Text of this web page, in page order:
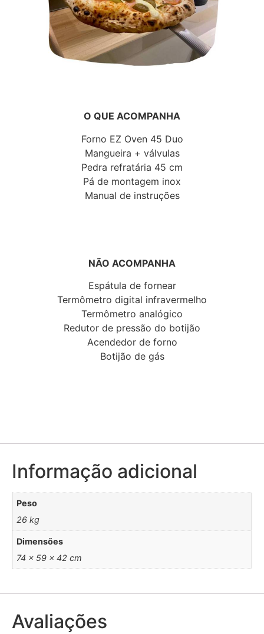
O QUE ACOMPANHA
Forno EZ Oven 45 Duo
Mangueira + válvulas
Pedra refratária 45 cm
Pá de montagem inox
Manual de instruções
NÃO ACOMPANHA
Espátula de fornear
Termômetro digital infravermelho
Termômetro analógico
Redutor de pressão do botijão
Acendedor de forno
Botijão de gás
Informação adicional
Peso
26 kg
Dimensões
74 × 59 × 42 cm
Avaliações